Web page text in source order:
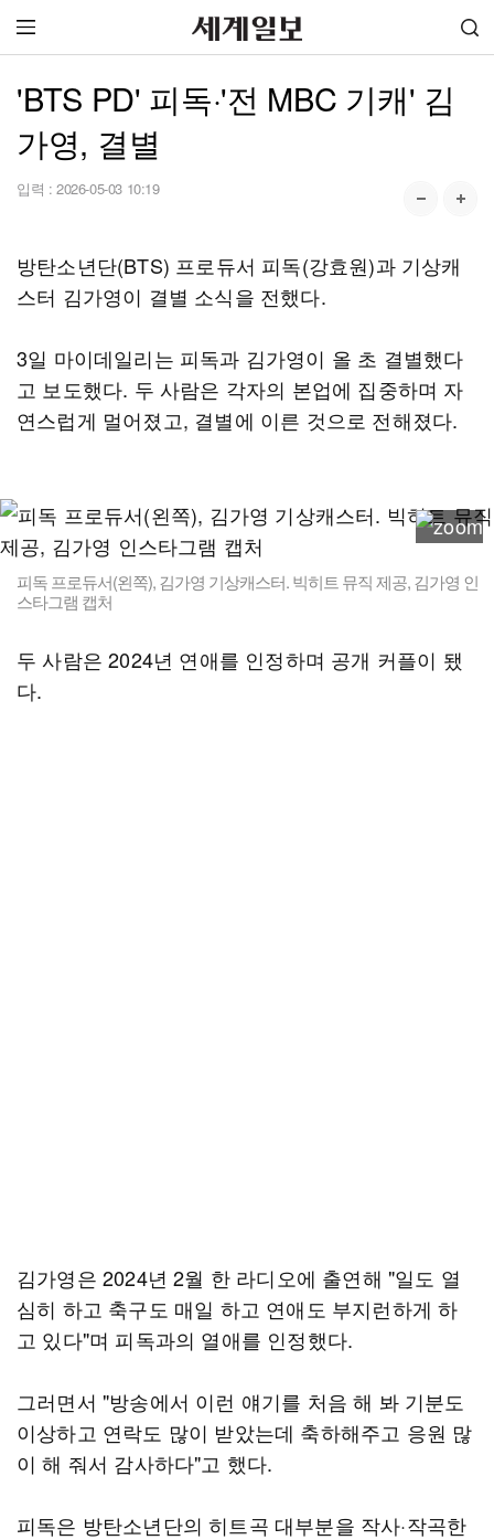
'BTS PD' 피독·'전 MBC 기캐' 김
가영, 결별
입력 : 2026-05-03 10:19
방탄소년단(BTS) 프로듀서 피독(강효원)과 기상캐
스터 김가영이 결별 소식을 전했다.
3일 마이데일리는 피독과 김가영이 올 초 결별했다
고 보도했다. 두 사람은 각자의 본업에 집중하며 자
연스럽게 멀어졌고, 결별에 이른 것으로 전해졌다.
피독 프로듀서(왼쪽), 김가영 기상캐스터. 빅히트 뮤직 제공, 김가영 인
스타그램 캡처
두 사람은 2024년 연애를 인정하며 공개 커플이 됐
다.
김가영은 2024년 2월 한 라디오에 출연해 "일도 열
심히 하고 축구도 매일 하고 연애도 부지런하게 하
고 있다"며 피독과의 열애를 인정했다.
그러면서 "방송에서 이런 얘기를 처음 해 봐 기분도
이상하고 연락도 많이 받았는데 축하해주고 응원 많
이 해 줘서 감사하다"고 했다.
피독은 방탄소년단의 히트곡 대부분을 작사·작곡한